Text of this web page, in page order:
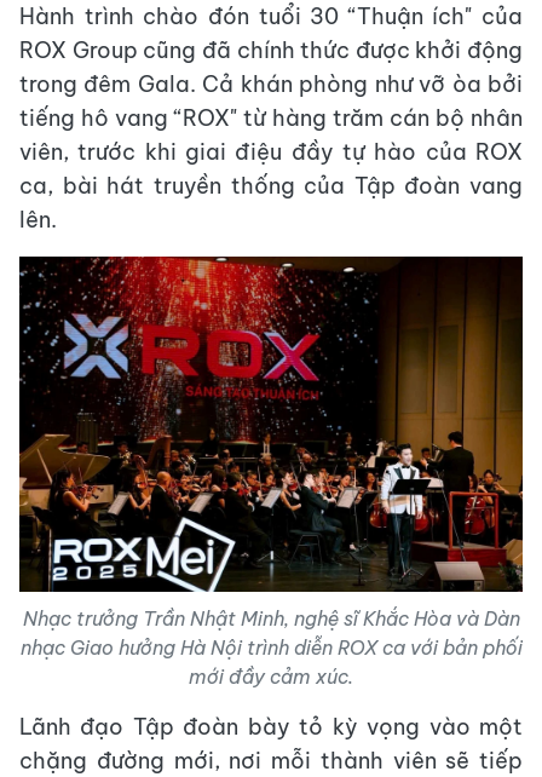
Hành trình chào đón tuổi 30 “Thuận ích" của
ROX Group cũng đã chính thức được khởi động
trong đêm Gala. Cả khán phòng như vỡ òa bởi
tiếng hô vang “ROX" từ hàng trăm cán bộ nhân
viên, trước khi giai điệu đầy tự hào của ROX
ca, bài hát truyền thống của Tập đoàn vang
lên.
Nhạc trưởng Trần Nhật Minh, nghệ sĩ Khắc Hòa và Dàn
nhạc Giao hưởng Hà Nội trình diễn ROX ca với bản phối
mới đầy cảm xúc.
Lãnh đạo Tập đoàn bày tỏ kỳ vọng vào một
chặng đường mới, nơi mỗi thành viên sẽ tiếp